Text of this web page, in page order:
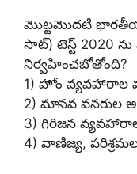
మొట్టమొదటి భారతీయ
సాట్) టెస్ట్ 2020
నిర్వహించబోతోంది?
1) హోం వ్యవహారాల
2) మానవ వనరుల
3) గిరిజన
4) వాణిజ్య,